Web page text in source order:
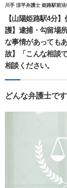
川手 涼平弁護士 姫路駅前
【山陽姫路駅4分
護】逮捕・勾留場
な事情があっても
故】「こんな相談
相談ください。
どんな弁護士で